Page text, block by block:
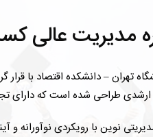
مدیریت عالی
تهران – دانشکده اقتصاد با
ارشدی طراحی شده است که دارای
نوین با رویکردی نوآورانه و